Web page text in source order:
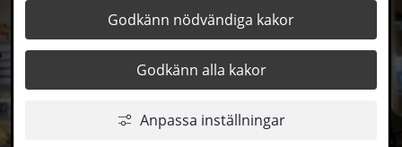
Godkänn nödvändiga kakor
Godkänn alla kakor
Anpassa inställningar